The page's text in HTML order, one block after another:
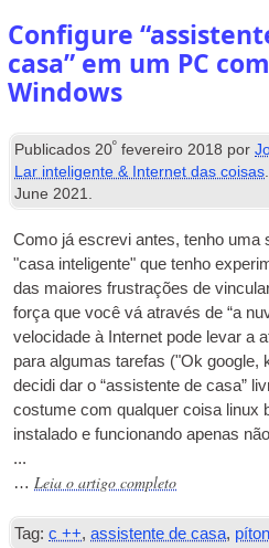
Configure
casa” em um PC com
Windows
Publicados20º fevereiro 2018 por
Lar inteligente & Internet das coisas
June 2021.
Como já escrevi antes, tenho uma
"casa inteligente" que tenho
das maiores frustrações de
força que você vá através de “a
velocidade à Internet pode levar a
para algumas tarefas ("Ok google,
decidi dar o “assistente de casa”
costume com qualquer coisa linux
instalado e funcionando apenas
...
… Leia o artigo completo
Tag: c ++,assistente de casa, píton